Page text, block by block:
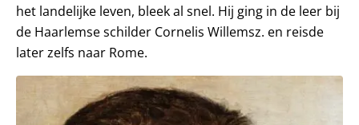
het landelijke leven, bleek al snel. Hij ging in de leer bij
de Haarlemse schilder Cornelis Willemsz. en reisde
later zelfs naar Rome.